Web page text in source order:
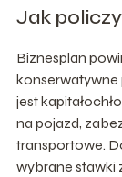
Jak
Biznesplan
konserwatywne
jest
na pojazd,
transportowe.
wybrane stawki